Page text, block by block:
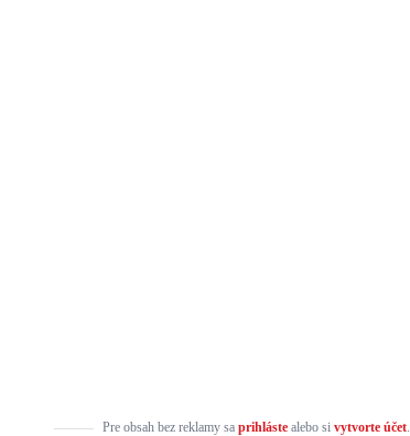
Pre obsah bez reklamy sa prihlástealebo si vytvorte účet.